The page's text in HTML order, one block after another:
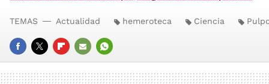
FACEBOOK
TWITTERFLIPBOARD
E-
MAIL
WHATSAPP
TEMAS Actualidad hemeroteca Ciencia